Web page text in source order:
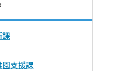
課
支援課